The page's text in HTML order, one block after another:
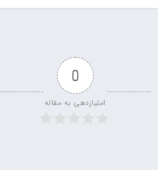
0
امتیازدهی به مقاله